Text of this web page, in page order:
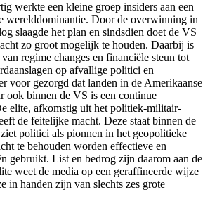
werkte een kleine groep insiders aan een
werelddominantie. Door de overwinning in
slaagde het plan en sindsdien doet de VS
zo groot mogelijk te houden. Daarbij is
regime changes en financiële steun tot
op afvallige politici en
voor gezorgd dat landen in de Amerikaanse
ook binnen de VS is een continue
elite, afkomstig uit het politiek-militair-
de feitelijke macht. Deze staat binnen de
politici als pionnen in het geopolitieke
te behouden worden effectieve en
gebruikt. List en bedrog zijn daarom aan de
weet de media op een geraffineerde wijze
in handen zijn van slechts zes grote